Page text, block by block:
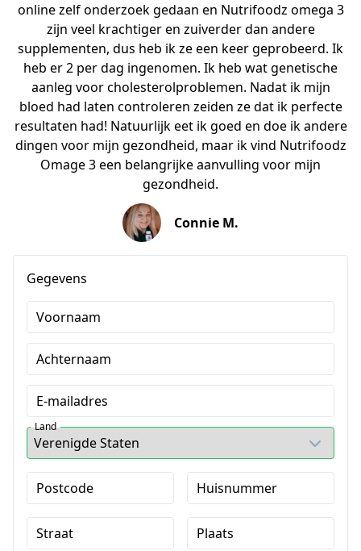
online zelf onderzoek gedaan en Nutrifoodz omega 3
zijn veel krachtiger en zuiverder dan andere
supplementen, dus heb ik ze een keer geprobeerd. Ik
heb er 2 per dag ingenomen. Ik heb wat genetische
aanleg voor cholesterolproblemen. Nadat ik mijn
bloed had laten controleren zeiden ze dat ik perfecte
resultaten had! Natuurlijk eet ik goed en doe ik andere
dingen voor mijn gezondheid, maar ik vind Nutrifoodz
Omage 3 een belangrijke aanvulling voor mijn
gezondheid.
Connie M.
Gegevens
Voornaam
Achternaam
E-mailadres
Land
Postcode Huisnummer
Straat Plaats